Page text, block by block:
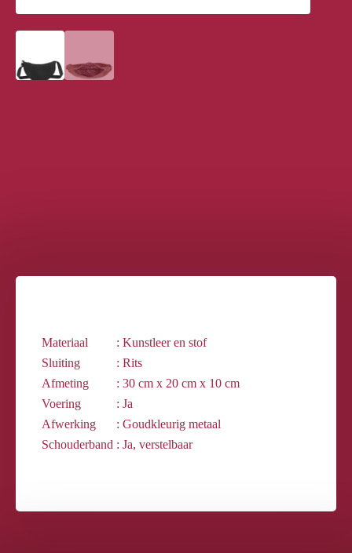
Materiaal
: Kunstleer en stof
Sluiting
: Rits
Afmeting
: 30 cm x 20 cm x 10 cm
Voering
: Ja
Afwerking
: Goudkleurig metaal
Schouderband : Ja, verstelbaar